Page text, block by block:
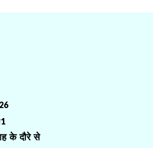
के दौरे से